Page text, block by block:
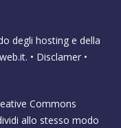
degli hosting e della
. • Disclamer •
Commons
allo stesso modo